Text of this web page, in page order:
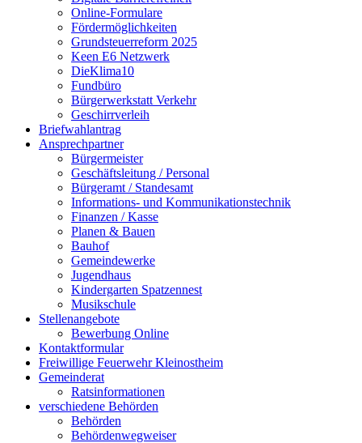
Online-Formulare
Fördermöglichkeiten
Grundsteuerreform 2025
Keen E6 Netzwerk
DieKlima10
Fundbüro
Bürgerwerkstatt Verkehr
Geschirrverleih
Briefwahlantrag
Ansprechpartner
Bürgermeister
Geschäftsleitung / Personal
Bürgeramt / Standesamt
Informations- und Kommunikationstechnik
Finanzen / Kasse
Planen & Bauen
Bauhof
Gemeindewerke
Jugendhaus
Kindergarten Spatzennest
Musikschule
Stellenangebote
Bewerbung Online
Kontaktformular
Freiwillige Feuerwehr Kleinostheim
Gemeinderat
Ratsinformationen
verschiedene Behörden
Behörden
Behördenwegweiser